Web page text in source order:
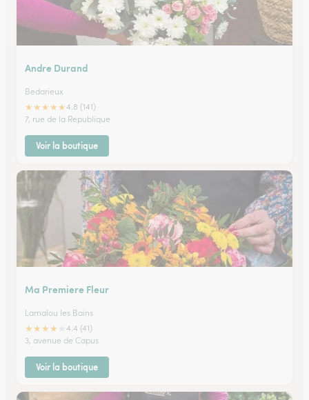
Andre Durand
Bedarieux
★★★★★4.8 (141)
7, rue de la Republique
Voir la boutique
Ma Premiere Fleur
Lamalou les Bains
★★★★
4.4 (41)
3, avenue de Capus
Voir la boutique